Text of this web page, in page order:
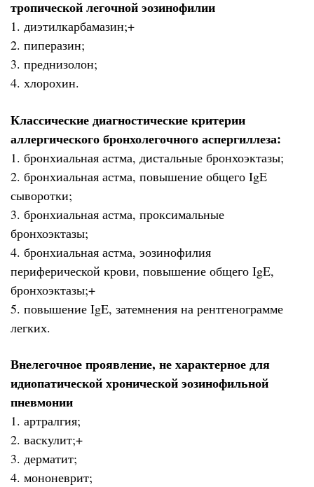
тропической легочной эозинофилии
1. диэтилкарбамазин;+
2. пиперазин;
3. преднизолон;
4. хлорохин.
Классические диагностические критерии
аллергического бронхолегочного аспергиллеза:
1. бронхиальная астма, дистальные бронхоэктазы;
2. бронхиальная астма, повышение общего IgE
сыворотки;
3. бронхиальная астма, проксимальные
бронхоэктазы;
4. бронхиальная астма, эозинофилия
периферической крови, повышение общего IgE,
бронхоэктазы;+
5. повышение IgE, затемнения на рентгенограмме
легких.
Внелегочное проявление, не характерное для
идиопатической хронической эозинофильной
пневмонии
1. артралгия;
2. васкулит;+
3. дерматит;
4. мононеврит;